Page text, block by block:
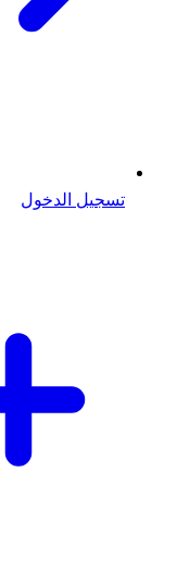
تسجيل الدخول